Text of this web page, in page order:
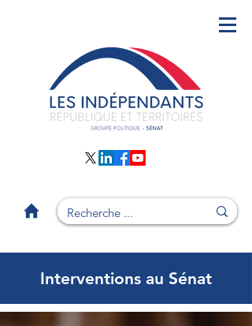
Interventions au Sénat